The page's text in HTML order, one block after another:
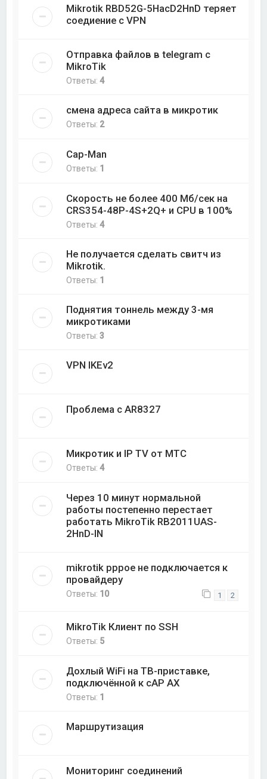
Mikrotik RBD52G-5HacD2HnD теряет
соедиение с VPN
Отправка файлов в telegram с
MikroTik
Ответы:4
смена адреса сайта в микротик
Ответы: 2
Cap-Man
Ответы: 1
Скорость не более 400 Мб/cек на
CRS354-48P-4S+2Q+ и CPU в 100%
Ответы:4
Не получается сделать свитч из
Mikrotik.
Ответы: 1
Поднятия тоннель между 3-мя
микротиками
Ответы:3
VPN IKEv2
Проблема с AR8327
Микротик и IP TV от МТС
Ответы:4
Через 10 минут нормальной
работы постепенно перестает
работать MikroTik RB2011UAS-
2HnD-IN
mikrotik pppoe не подключается к
провайдеру
Ответы: 10 1 2
MikroTik Клиент по SSH
Ответы: 5
Дохлый WiFi на ТВ-приставке,
подключённой к cAP AX
Ответы: 1
Маршрутизация
Мониторинг соединений